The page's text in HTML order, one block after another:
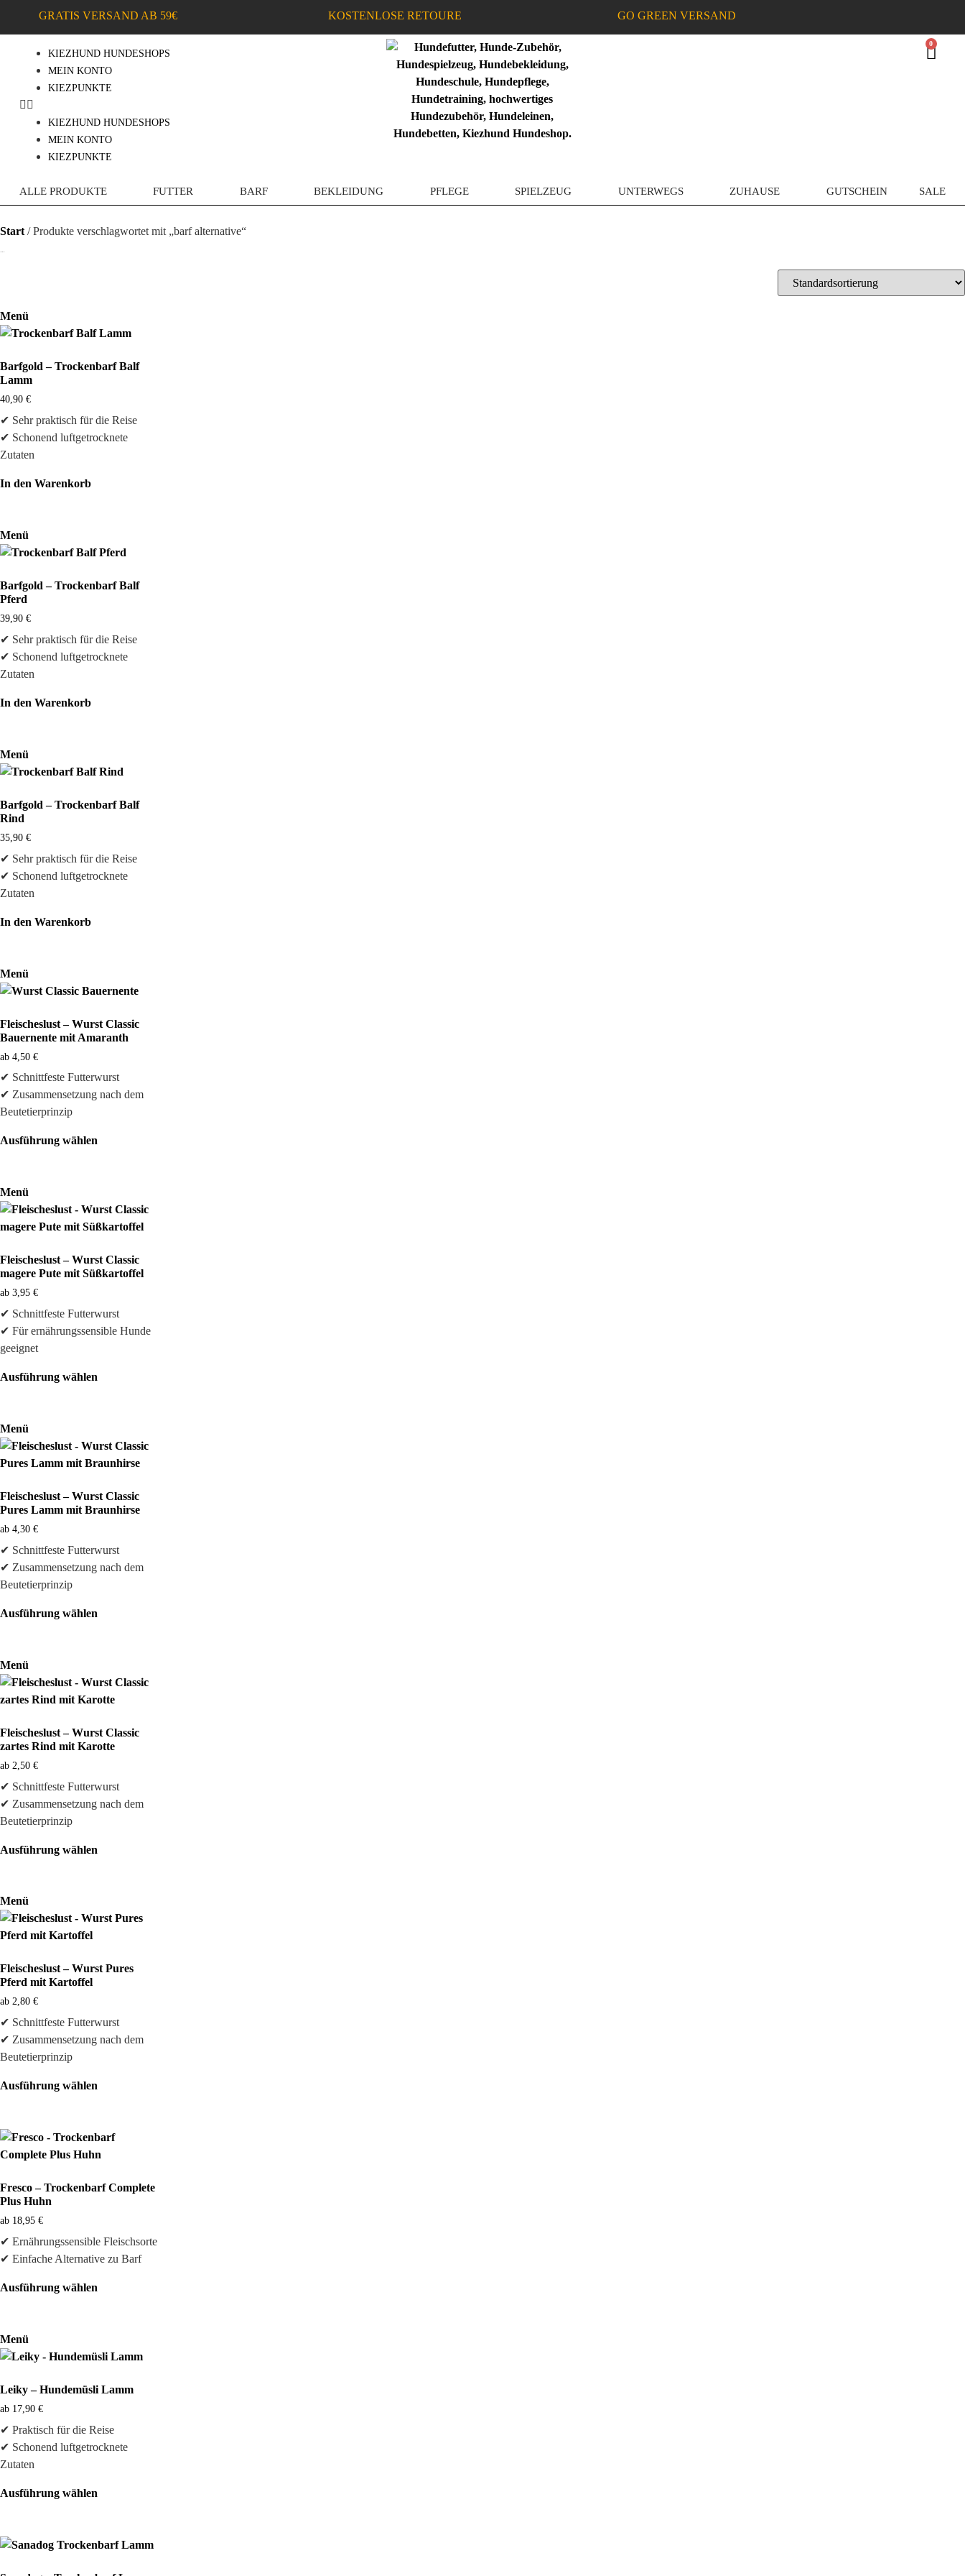
GRATIS VERSAND AB 59€ KOSTENLOSE RETOURE GO GREEN VERSAND
KIEZHUND HUNDESHOPS
MEIN KONTO
KIEZPUNKTE
KIEZHUND HUNDESHOPS
MEIN KONTO
KIEZPUNKTE
0
ALLE PRODUKTE FUTTER BARF BEKLEIDUNG PFLEGE SPIELZEUG UNTERWEGS ZUHAUSE GUTSCHEIN SALE
Start/ Produkte verschlagwortet mit „barf alternative“
Menü
Barfgold – Trockenbarf Balf
Lamm
40,90 €
✔ Sehr praktisch für die Reise
✔ Schonend luftgetrocknete
Zutaten
In den Warenkorb
Menü
Barfgold – Trockenbarf Balf
Pferd
39,90 €
✔ Sehr praktisch für die Reise
✔ Schonend luftgetrocknete
Zutaten
In den Warenkorb
Menü
Barfgold – Trockenbarf Balf
Rind
35,90 €
✔ Sehr praktisch für die Reise
✔ Schonend luftgetrocknete
Zutaten
In den Warenkorb
Menü
Fleischeslust – Wurst Classic
Bauernente mit Amaranth
ab 4,50 €
✔ Schnittfeste Futterwurst
✔ Zusammensetzung nach dem
Beutetierprinzip
Ausführung wählen
Menü
Fleischeslust – Wurst Classic
magere Pute mit Süßkartoffel
ab 3,95 €
✔ Schnittfeste Futterwurst
✔ Für ernährungssensible Hunde
geeignet
Ausführung wählen
Menü
Fleischeslust – Wurst Classic
Pures Lamm mit Braunhirse
ab 4,30 €
✔ Schnittfeste Futterwurst
✔ Zusammensetzung nach dem
Beutetierprinzip
Ausführung wählen
Menü
Fleischeslust – Wurst Classic
zartes Rind mit Karotte
ab 2,50 €
✔ Schnittfeste Futterwurst
✔ Zusammensetzung nach dem
Beutetierprinzip
Ausführung wählen
Menü
Fleischeslust – Wurst Pures
Pferd mit Kartoffel
ab 2,80 €
✔ Schnittfeste Futterwurst
✔ Zusammensetzung nach dem
Beutetierprinzip
Ausführung wählen
Fresco – Trockenbarf Complete
Plus Huhn
ab 18,95 €
✔ Ernährungssensible Fleischsorte
✔ Einfache Alternative zu Barf
Ausführung wählen
Menü
Leiky – Hundemüsli Lamm
ab 17,90 €
✔ Praktisch für die Reise
✔ Schonend luftgetrocknete
Zutaten
Ausführung wählen